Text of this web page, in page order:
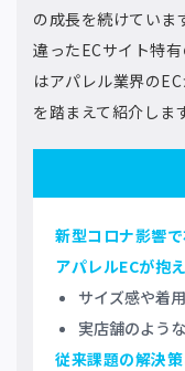
の成長を続けていま
違ったECサイト特
はアパレル業界の
を踏まえて紹介しま
新型コロナ影響
アパレルECが抱
サイズ感や着
実店舗のよう
従来課題の解決